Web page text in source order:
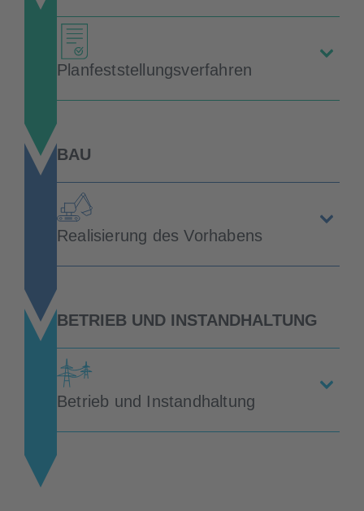
Planfeststellungsverfahren
BAU
Realisierung des Vorhabens
BETRIEB UND INSTANDHALTUNG
Betrieb und Instandhaltung